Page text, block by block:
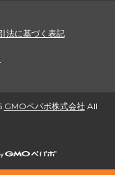
法に基づく表記
GMOペパボ株式会社 All